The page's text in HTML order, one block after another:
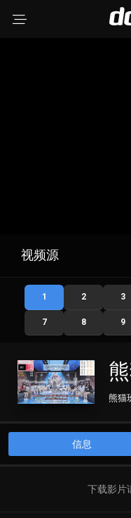
视频源
1 2 3
7 8 9
熊猫
信息
下载影片